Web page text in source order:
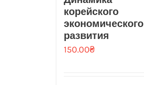
корейского
экономического
развития
150.00₴